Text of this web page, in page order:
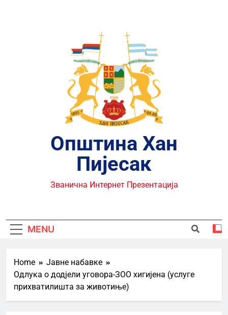
Општина Хан
Пијесак
Званична Интернет Презентација
MENU
Home
Јавне набавке
Одлука о додјели уговора-ЗОО хигијена (услуге
прихватилишта за животиње)